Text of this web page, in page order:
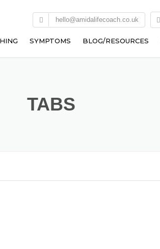
hello@amidalifecoach.co.uk
ANALYSIS
SYMPTOMS BLOG/RESOURCES
TABS